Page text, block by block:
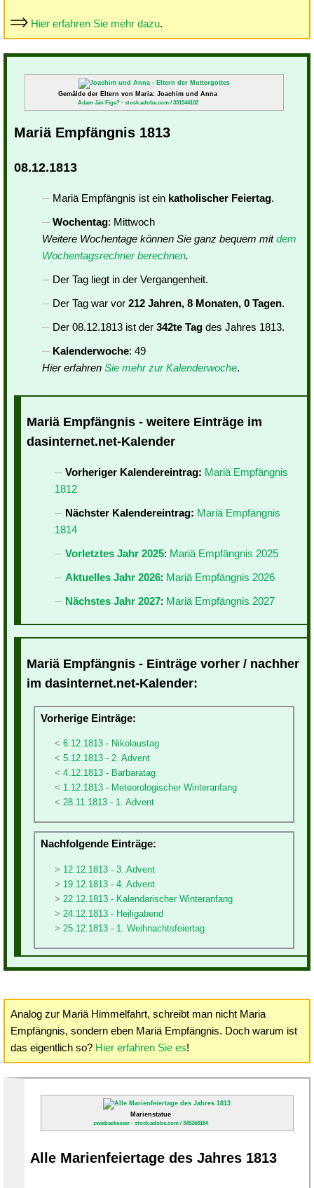
Hier erfahren Sie mehr dazu.
Gemälde der Eltern von Maria: Joachim und Anna
Adam Ján Fige? - stock.adobe.com / 331544102
Mariä Empfängnis 1813
08.12.1813
Mariä Empfängnis ist ein katholischer Feiertag.
Wochentag: Mittwoch
Weitere Wochentage können Sie ganz bequem mitdem
Wochentagsrechner berechnen.
Der Tag liegt in der Vergangenheit.
Der Tag war vor 212 Jahren, 8 Monaten, 0 Tagen.
Der 08.12.1813 ist der 342te Tag des Jahres 1813.
Kalenderwoche: 49
Hier erfahren Sie mehr zur Kalenderwoche.
Mariä Empfängnis - weitere Einträge im
dasinternet.net-Kalender
Vorheriger Kalendereintrag: Mariä Empfängnis
1812
Nächster Kalendereintrag: Mariä Empfängnis
1814
Vorletztes Jahr 2025: Mariä Empfängnis 2025
Aktuelles Jahr 2026: Mariä Empfängnis 2026
Nächstes Jahr 2027: Mariä Empfängnis 2027
Mariä Empfängnis - Einträge vorher / nachher
im dasinternet.net-Kalender:
Vorherige Einträge:
6.12.1813 - Nikolaustag
5.12.1813 - 2. Advent
4.12.1813 - Barbaratag
1.12.1813 - Meteorologischer Winteranfang
28.11.1813 - 1. Advent
Nachfolgende Einträge:
12.12.1813 - 3. Advent
19.12.1813 - 4. Advent
22.12.1813 - Kalendarischer Winteranfang
24.12.1813 - Heiligabend
25.12.1813 - 1. Weihnachtsfeiertag
Analog zur Mariä Himmelfahrt, schreibt man nicht Maria
Empfängnis, sondern eben Mariä Empfängnis. Doch warum ist
das eigentlich so? Hier erfahren Sie es!
Marienstatue
zwiebackesser - stock.adobe.com / 345268184
Alle Marienfeiertage des Jahres 1813